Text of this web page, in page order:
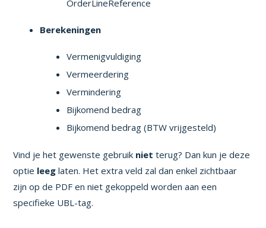
OrderLineReference
Berekeningen
Vermenigvuldiging
Vermeerdering
Vermindering
Bijkomend bedrag
Bijkomend bedrag (BTW vrijgesteld)
Vind je het gewenste gebruik nietterug? Dan kun je deze
optie leeglaten. Het extra veld zal dan enkel zichtbaar
zijn op de PDF en niet gekoppeld worden aan een
specifieke UBL-tag.